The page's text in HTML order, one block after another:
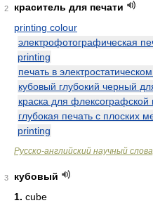
2
краситель для печати
printing colour
электрофотографическая
printing
печать в
кубовый глубокий черный
краска для флексографской
глубокая печать с плоских
printing
Русско-английский научный
3
кубовый
1. cube